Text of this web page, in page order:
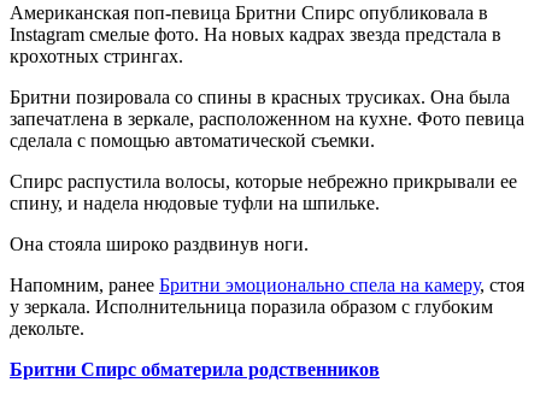
Американская поп-певица Бритни Спирс опубликовала в
Instagram смелые фото. На новых кадрах звезда предстала в
крохотных стрингах.
Бритни позировала со спины в красных трусиках. Она была
запечатлена в зеркале, расположенном на кухне. Фото певица
сделала с помощью автоматической съемки.
Спирс распустила волосы, которые небрежно прикрывали ее
спину, и надела нюдовые туфли на шпильке.
Она стояла широко раздвинув ноги.
Напомним, ранее Бритни эмоционально спела на камеру, стоя
у зеркала. Исполнительница поразила образом с глубоким
декольте.
Бритни Спирс обматерила родственников